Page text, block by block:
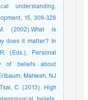
understanding.
15, 309-328.
(2002).What is
does it matter? In
(Eds.), Personal
of beliefs about
Mahwah, NJ.
C. (2013). High